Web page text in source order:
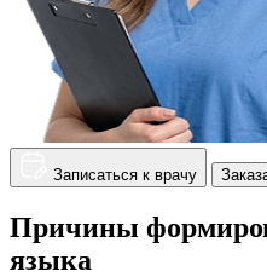
Записаться к врачу
Причины
языка